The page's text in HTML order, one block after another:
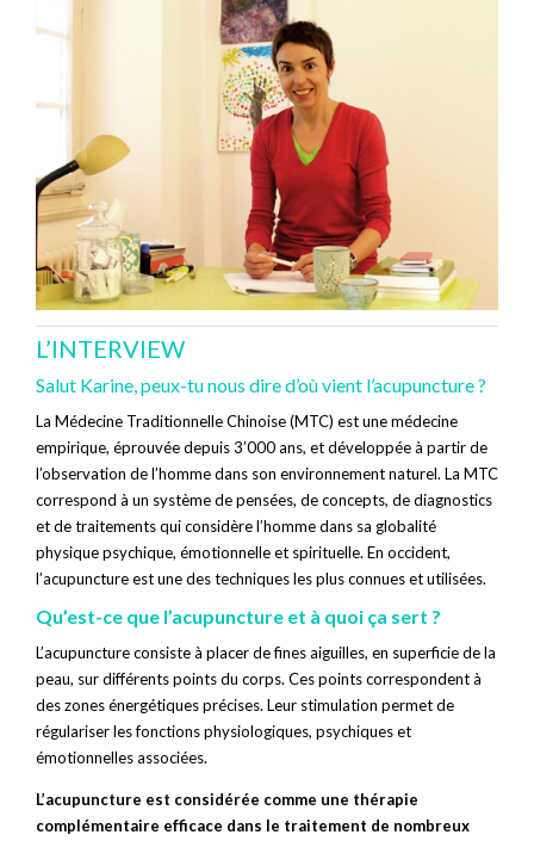
L’INTERVIEW
Salut Karine, peux-tu nous dire d’où vient l’acupuncture ?
La Médecine Traditionnelle Chinoise (MTC) est une médecine
empirique, éprouvée depuis 3’000 ans, et développée à partir de
l’observation de l’homme dans son environnement naturel. La MTC
correspond à un système de pensées, de concepts, de diagnostics
et de traitements qui considère l’homme dans sa globalité
physique psychique, émotionnelle et spirituelle. En occident,
l’acupuncture est une des techniques les plus connues et utilisées.
Qu’est-ce que l’acupuncture et à quoi ça sert ?
L’acupuncture consiste à placer de fines aiguilles, en superficie de la
peau, sur différents points du corps. Ces points correspondent à
des zones énergétiques précises. Leur stimulation permet de
régulariser les fonctions physiologiques, psychiques et
émotionnelles associées.
L’acupuncture est considérée comme une thérapie
complémentaire efficace dans le traitement de nombreux